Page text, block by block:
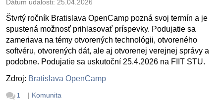
Dátum udalosti: 25.04.2026
Štvrtý ročník Bratislava OpenCamp pozná svoj termín a je
spustená možnosť prihlasovať príspevky. Podujatie sa
zameriava na témy otvorených technológii, otvoreného
softvéru, otvorených dát, ale aj otvorenej verejnej správy a
podobne. Podujatie sa uskutoční 25.4.2026 na FIIT STU.
Zdroj: Bratislava OpenCamp
1 | Komunita